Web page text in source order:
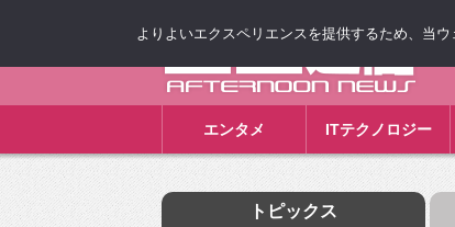
エンタメ ITテクノロジー
トピックス
よりよいエクスペリエンスを提供するため、当